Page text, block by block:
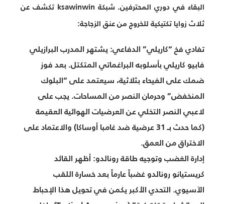
البقاء في دوري المحترفين. شبكة ksawinwin تكشف عن
ثلاث زوايا تكتيكية للخروج من عنق الزجاجة:
تفادي فخ “كاريلي” الدفاعي: يشتهر المدرب البرازيلي
فابيو كاريلي بأسلوبه البراغماتي المتكتل. بعد فوز
ضمك على الفيحاء بثلاثية، سيعتمد على “البلوك
المنخفض” وحرمان النصر من المساحات. يجب على
لاعبي النصر التخلي عن العرضيات الهوائية العقيمة
(كما حدث بـ 31 عرضية ضد غامبا أوساكا) والاعتماد على
الاختراق من العمق.
إدارة الغضب وتوجيه طاقة رونالدو: أظهر القائد
كريستيانو رونالدو غضباً عارماً بعد خسارة اللقب
الآسيوي. التحدي الأكبر يكمن في تحويل هذا الإحباط